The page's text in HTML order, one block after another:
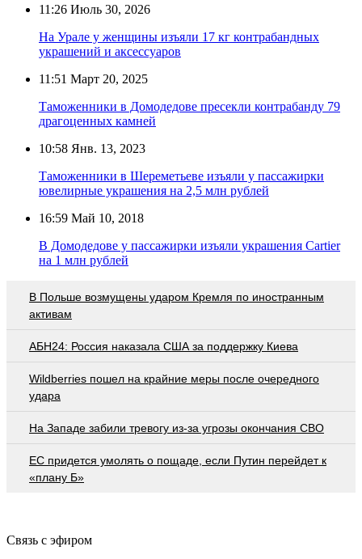
11:26 Июль 30, 2026
На Урале у женщины изъяли 17 кг контрабандных
украшений и аксессуаров
11:51 Март 20, 2025
Таможенники в Домодедове пресекли контрабанду 79
драгоценных камней
10:58 Янв. 13, 2023
Таможенники в Шереметьеве изъяли у пассажирки
ювелирные украшения на 2,5 млн рублей
16:59 Май 10, 2018
В Домодедове у пассажирки изъяли украшения Cartier
на 1 млн рублей
В Польше возмущены ударом Кремля по иностранным
активам
АБН24: Россия наказала США за поддержку Киева
Wildberries пошел на крайние меры после очередного
удара
На Западе забили тревогу из-за угрозы окончания СВО
EC придется умолять о пощаде, если Путин перейдет к
«плану Б»
Связь с эфиром